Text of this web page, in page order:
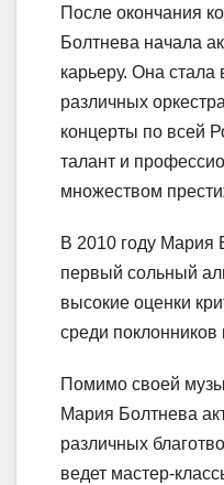
После окончания
Болтнева начала
карьеру. Она стала
различных
концерты по всей
талант и
множеством
В 2010 году Мария
первый сольный
высокие оценки
среди поклонников
Помимо своей
Мария Болтнева
различных
ведет мастер-